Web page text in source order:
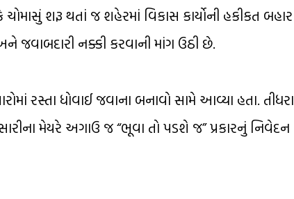
શરૂ થતાં જ શહેરમાં વિકાસ કાર્યોની હકીકત બહાર
જવાબદારી નક્કી કરવાની માંગ ઉઠી છે.
રસ્તા ધોવાઈ જવાના બનાવો સામે આવ્યા હતા. તીધરા
મેયરે અગાઉ જ “ભૂવા તો પડશે જ” પ્રકારનું નિવેદન